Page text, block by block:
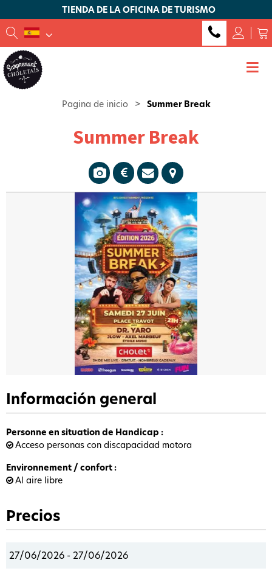
TIENDA DE LA OFICINA DE TURISMO
Pagina de inicio > Summer Break
Summer Break
Información general
Personne en situation de Handicap :
Acceso personas con discapacidad motora
Environnement / confort :
Al aire libre
Precios
27/06/2026 - 27/06/2026